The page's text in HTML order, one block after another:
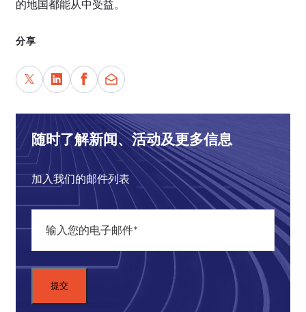
的地国都能从中受益。
分享
随时了解新闻、活动及更多信息
加入我们的邮件列表